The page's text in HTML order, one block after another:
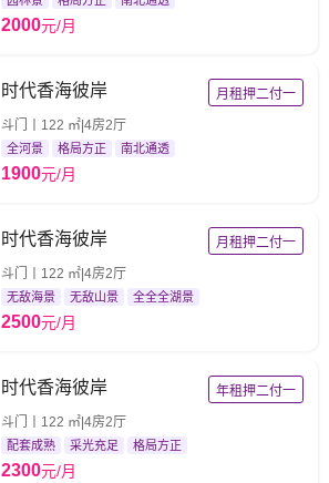
2000元/月
时代香海彼岸
月租押二付一
斗门丨122 ㎡|4房2厅
全河景 格局方正 南北通透
1900元/月
时代香海彼岸
月租押二付一
斗门丨122 ㎡|4房2厅
无敌海景 无敌山景 全全全湖景
2500元/月
时代香海彼岸
年租押二付一
斗门丨122 ㎡|4房2厅
配套成熟 采光充足 格局方正
2300元/月